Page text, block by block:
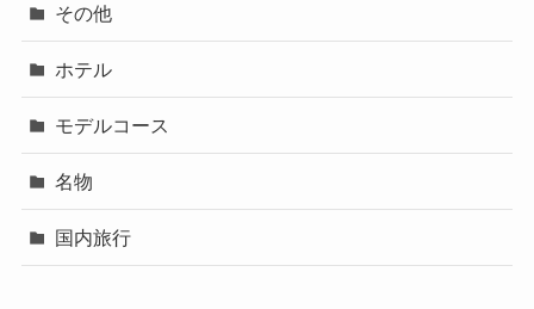
その他
ホテル
モデルコース
名物
国内旅行